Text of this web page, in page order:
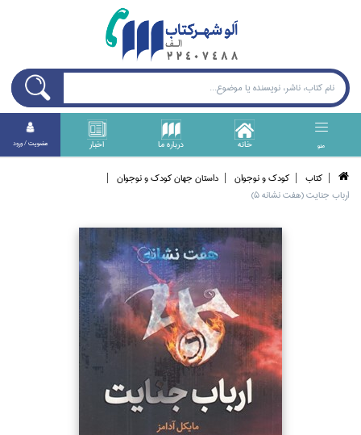
منو خانه درباره ما اخبار عضويت / ورود
كتاب كودك و نوجوان
داستان جهان كودك و نوجوان
ارباب جنايت (هفت نشانه 5)